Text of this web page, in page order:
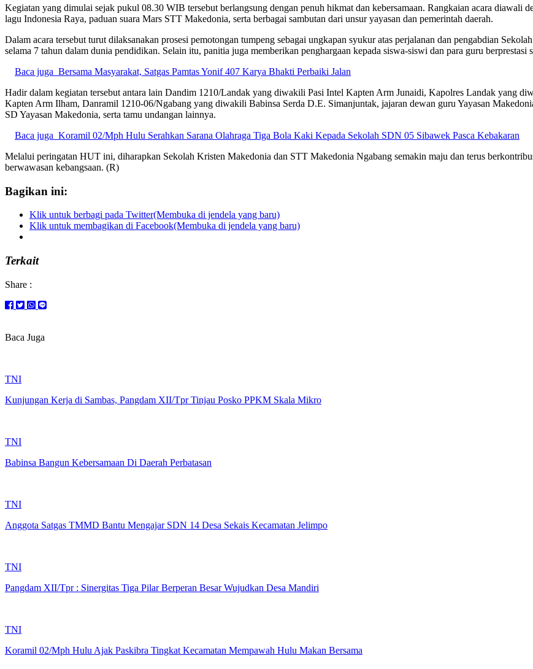
Kegiatan yang dimulai sejak pukul 08.30 WIB tersebut berlangsung dengan penuh hikmat dan kebersamaan. Rangkaian acara diawali
lagu Indonesia Raya, paduan suara Mars STT Makedonia, serta berbagai sambutan dari unsur yayasan dan pemerintah daerah.
Dalam acara tersebut turut dilaksanakan prosesi pemotongan tumpeng sebagai ungkapan syukur atas perjalanan dan pengabdian
selama 7 tahun dalam dunia pendidikan. Selain itu, panitia juga memberikan penghargaan kepada siswa-siswi dan para guru berprestasi
Baca juga Bersama Masyarakat, Satgas Pamtas Yonif 407 Karya Bhakti Perbaiki Jalan
Hadir dalam kegiatan tersebut antara lain Dandim 1210/Landak yang diwakili Pasi Intel Kapten Arm Junaidi, Kapolres Landak yang
Kapten Arm Ilham, Danramil 1210-06/Ngabang yang diwakili Babinsa Serda D.E. Simanjuntak, jajaran dewan guru Yayasan
SD Yayasan Makedonia, serta tamu undangan lainnya.
Baca juga Koramil 02/Mph Hulu Serahkan Sarana Olahraga Tiga Bola Kaki Kepada Sekolah SDN 05 Sibawek Pasca Kebakaran
Melalui peringatan HUT ini, diharapkan Sekolah Kristen Makedonia dan STT Makedonia Ngabang semakin maju dan terus
berwawasan kebangsaan. (R)
Bagikan ini:
Klik untuk berbagi pada Twitter(Membuka di jendela yang baru)
Klik untuk membagikan di Facebook(Membuka di jendela yang baru)
Terkait
Share :
Baca Juga
TNI
Kunjungan Kerja di Sambas, Pangdam XII/Tpr Tinjau Posko PPKM Skala Mikro
TNI
Babinsa Bangun Kebersamaan Di Daerah Perbatasan
TNI
Anggota Satgas TMMD Bantu Mengajar SDN 14 Desa Sekais Kecamatan Jelimpo
TNI
Pangdam XII/Tpr : Sinergitas Tiga Pilar Berperan Besar Wujudkan Desa Mandiri
TNI
Koramil 02/Mph Hulu Ajak Paskibra Tingkat Kecamatan Mempawah Hulu Makan Bersama